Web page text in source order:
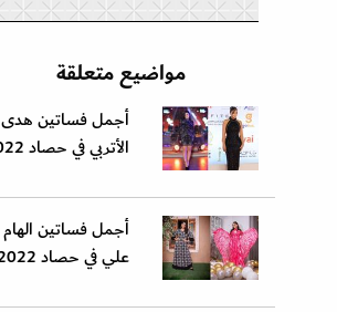
مواضيع متعلقة
أجمل فساتين هدى
الأتربي في حصاد 2022
أجمل فساتين الهام
علي في حصاد 2022